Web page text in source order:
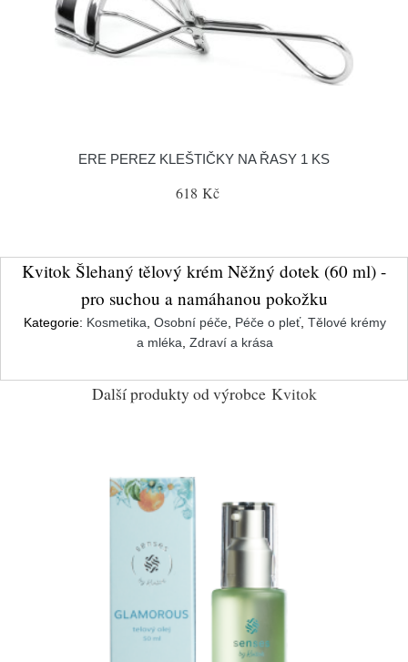
ERE PEREZ KLEŠTIČKY NA ŘASY 1 KS
618 Kč
Kvitok Šlehaný tělový krém Něžný dotek (60 ml) -
pro suchou a namáhanou pokožku
Kategorie: Kosmetika Osobní péče Péče o pleť, Tělové krémy
a mléka Zdraví a krása
Další produkty od výrobce Kvitok